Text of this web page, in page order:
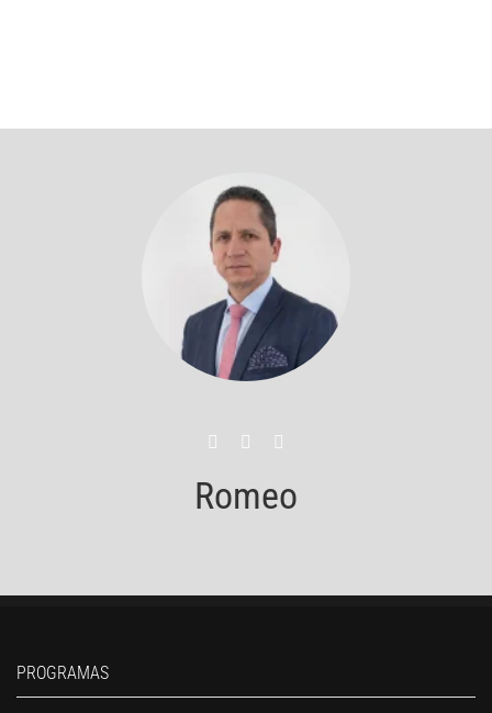
Romeo
PROGRAMAS